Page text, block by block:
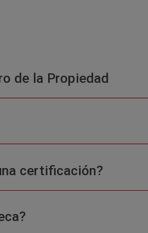
de la Propiedad
certificación?